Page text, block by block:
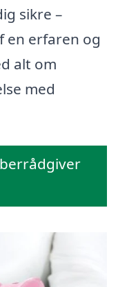
sikre –
en erfaren og
alt om
med